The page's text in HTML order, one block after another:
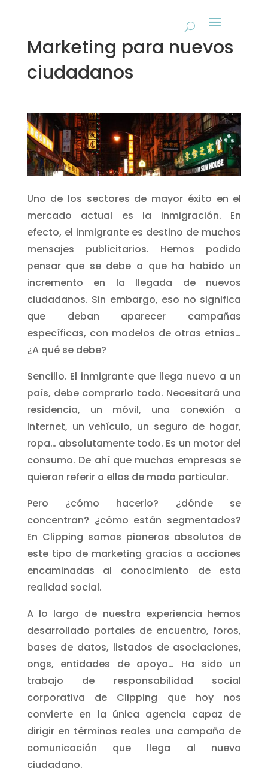
Marketing para nuevos
ciudadanos
Uno de los sectores de mayor éxito en el
mercado actual es la inmigración. En
efecto, el inmigrante es destino de muchos
mensajes publicitarios. Hemos podido
pensar que se debe a que ha habido un
incremento en la llegada de nuevos
ciudadanos. Sin embargo, eso no significa
que deban aparecer campañas
específicas, con modelos de otras etnias…
¿A qué se debe?
Sencillo. El inmigrante que llega nuevo a un
país, debe comprarlo todo. Necesitará una
residencia, un móvil, una conexión a
Internet, un vehículo, un seguro de hogar,
ropa… absolutamente todo. Es un motor del
consumo. De ahí que muchas empresas se
quieran referir a ellos de modo particular.
Pero ¿cómo hacerlo? ¿dónde se
concentran? ¿cómo están segmentados?
En Clipping somos pioneros absolutos de
este tipo de marketing gracias a acciones
encaminadas al conocimiento de esta
realidad social.
A lo largo de nuestra experiencia hemos
desarrollado portales de encuentro, foros,
bases de datos, listados de asociaciones,
ongs, entidades de apoyo… Ha sido un
trabajo de responsabilidad social
corporativa de Clipping que hoy nos
convierte en la única agencia capaz de
dirigir en términos reales una campaña de
comunicación que llega al nuevo
ciudadano.